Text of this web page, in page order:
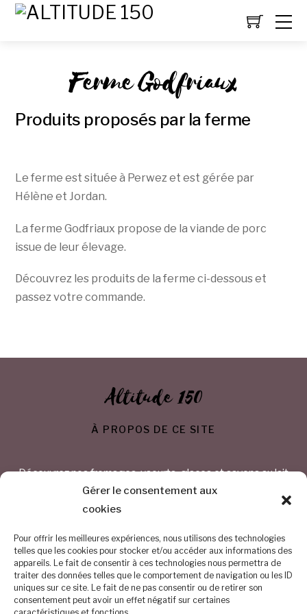
Gérer le consentement aux
cookies
Pour offrir les meilleures expériences, nous utilisons des technologies
telles que les cookies pour stocker et/ou accéder aux informations des
appareils. Le fait de consentir à ces technologies nous permettra de
traiter des données telles que le comportement de navigation ou les ID
uniques sur ce site. Le fait de ne pas consentir ou de retirer son
consentement peut avoir un effet négatif sur certaines
Ferme Godfriaux
Produits proposés par la ferme
Le ferme est située à Perwez et est gérée par
Hélène et Jordan.
La ferme Godfriaux propose de la viande de porc
issue de leur élevage.
Découvrez les produits de la ferme ci-dessous et
passez votre commande.
Altitude 150
À PROPOS DE CE SITE
Découvrez nos fromages, yaourts, glaces et savons au lait
de chèvre
Chemin Saint Bavon 1 – 1325 Chaumont-Gistoux
BE 0884.254.374